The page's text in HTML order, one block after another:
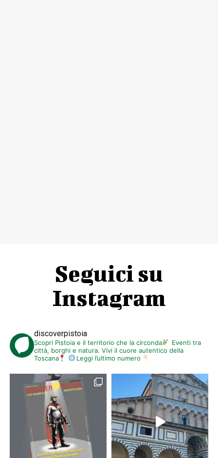
Seguici su
Instagram
discoverpistoia
Scopri Pistoia e il territorio che la circonda
Eventi tra
città, borghi e natura. Vivi il cuore autentico della
Toscana
Leggi l’ultimo numero